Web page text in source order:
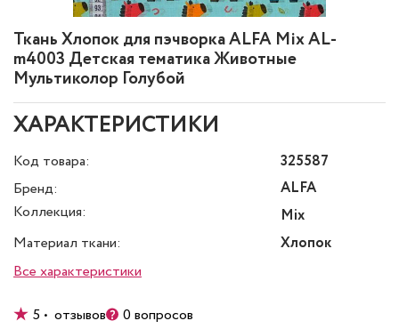
Ткань Хлопок для пэчворка ALFA Mix AL-
m4003 Детская тематика Животные
Мультиколор Голубой
ХАРАКТЕРИСТИКИ
Код товара:
325587
Бренд:
ALFA
Коллекция:
Mix
Материал ткани:
Хлопок
Все характеристики
5 • отзывов 0 вопросов